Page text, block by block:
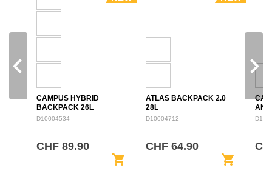
CAMPUS HYBRID
BACKPACK 26L
D10004534
CHF 89.90
shopping_cart
ATLAS BACKPACK 2.0
28L
D10004712
CHF 64.90
shopping_cart
navigate_before navigate_next